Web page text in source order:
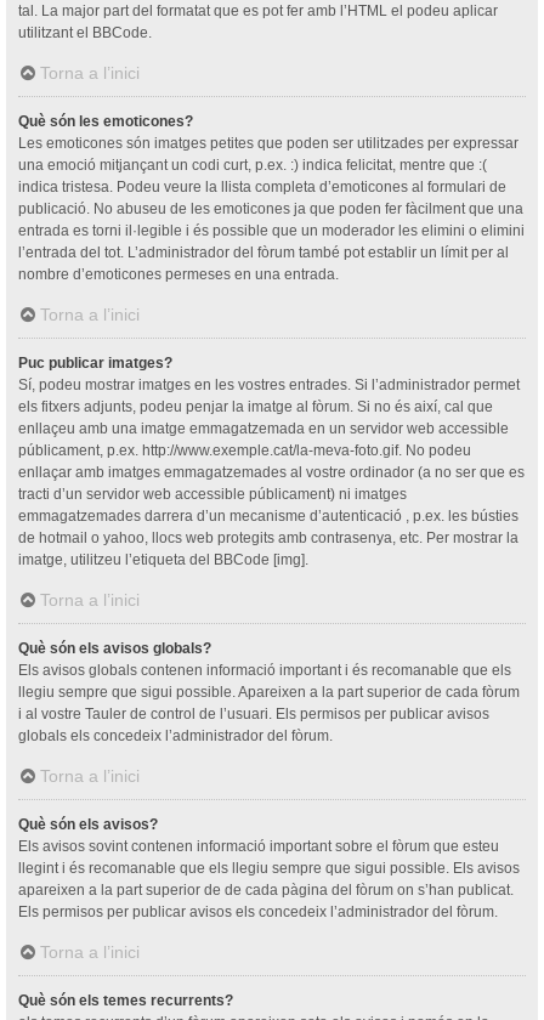
tal. La major part del formatat que es pot fer amb l’HTML el podeu aplicar
utilitzant el BBCode.
Torna a l’inici
Què són les emoticones?
Les emoticones són imatges petites que poden ser utilitzades per expressar
una emoció mitjançant un codi curt, p.ex. :) indica felicitat, mentre que :(
indica tristesa. Podeu veure la llista completa d’emoticones al formulari de
publicació. No abuseu de les emoticones ja que poden fer fàcilment que una
entrada es torni il·legible i és possible que un moderador les elimini o elimini
l’entrada del tot. L’administrador del fòrum també pot establir un límit per al
nombre d’emoticones permeses en una entrada.
Torna a l’inici
Puc publicar imatges?
Sí, podeu mostrar imatges en les vostres entrades. Si l’administrador permet
els fitxers adjunts, podeu penjar la imatge al fòrum. Si no és així, cal que
enllaçeu amb una imatge emmagatzemada en un servidor web accessible
públicament, p.ex. http://www.exemple.cat/la-meva-foto.gif. No podeu
enllaçar amb imatges emmagatzemades al vostre ordinador (a no ser que es
tracti d’un servidor web accessible públicament) ni imatges
emmagatzemades darrera d’un mecanisme d’autenticació , p.ex. les bústies
de hotmail o yahoo, llocs web protegits amb contrasenya, etc. Per mostrar la
imatge, utilitzeu l’etiqueta del BBCode [img].
Torna a l’inici
Què són els avisos globals?
Els avisos globals contenen informació important i és recomanable que els
llegiu sempre que sigui possible. Apareixen a la part superior de cada fòrum
i al vostre Tauler de control de l’usuari. Els permisos per publicar avisos
globals els concedeix l’administrador del fòrum.
Torna a l’inici
Què són els avisos?
Els avisos sovint contenen informació important sobre el fòrum que esteu
llegint i és recomanable que els llegiu sempre que sigui possible. Els avisos
apareixen a la part superior de de cada pàgina del fòrum on s’han publicat.
Els permisos per publicar avisos els concedeix l’administrador del fòrum.
Torna a l’inici
Què són els temes recurrents?